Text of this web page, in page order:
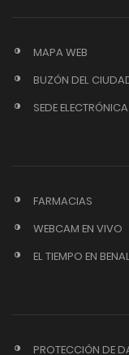
MAPA WEB
BUZÓN DEL
SEDE ELECTRÓNICA
FARMACIAS
WEBCAM EN VIVO
EL TIEMPO EN
PROTECCIÓN DE